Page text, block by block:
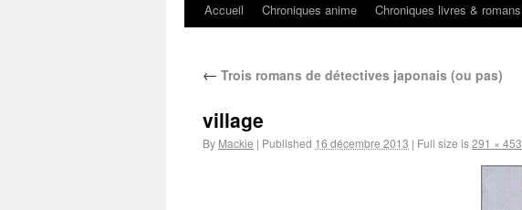
Accueil Chroniques anime Chroniques livres & romans
← Trois romans de détectives japonais (ou pas)
village
By Mackie | Published 16 décembre 2013 | Full size is291 × 453